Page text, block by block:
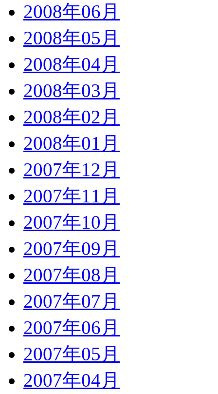
2008年06月
2008年05月
2008年04月
2008年03月
2008年02月
2008年01月
2007年12月
2007年11月
2007年10月
2007年09月
2007年08月
2007年07月
2007年06月
2007年05月
2007年04月